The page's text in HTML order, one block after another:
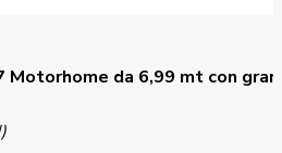
Motorhome da 6,99 mt con